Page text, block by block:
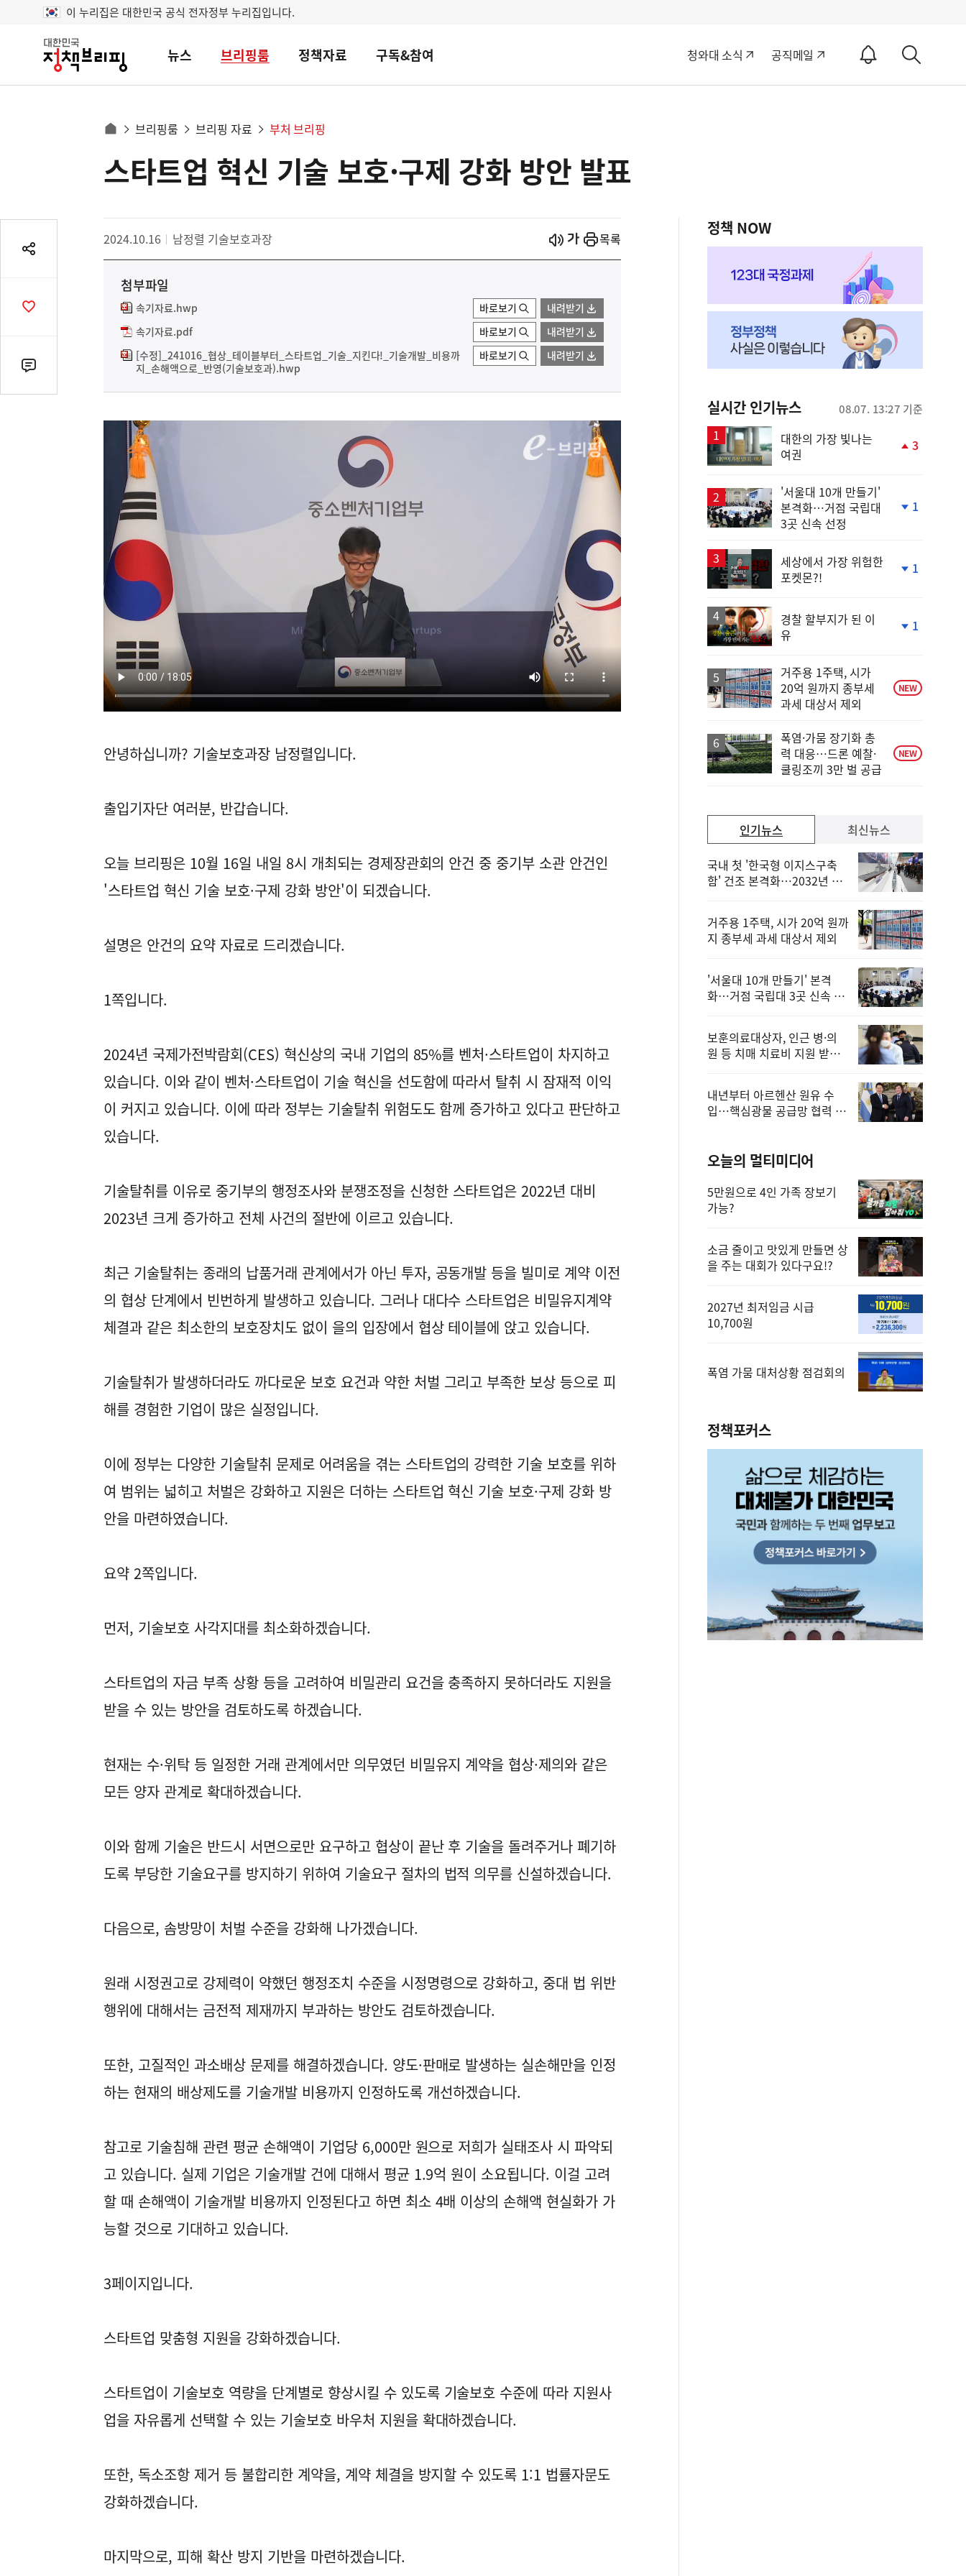
이 누리집은 대한민국 공식 전자정부 누리집입니다.
대
민
뉴스 브리핑룸 정책자료 구독&참여 청와대 소식 공직메일
알
ON
세
동
경
로
로
브리핑룸 브리핑 자료 부처 브리핑
영
역공
기
공
댓
글
스타트업 혁신 기술 보호·구제 강화 방안 발표
2024.10.16 남정렬 기술보호과장 시작
열기 목록
첨부파일
속기자료.hwp 바로보기
내려받기
속기자료.pdf
바로보기
내려받기
[수정]_241016_협상_테이블부터_스타트업_기술_지킨다!_기술개발_비용까
지_손해액으로_반영(기술보호과).hwp
바로보기 내려받기
안녕하십니까? 기술보호과장 남정렬입니다.
출입기자단 여러분, 반갑습니다.
오늘 브리핑은 10월 16일 내일 8시 개최되는 경제장관회의 안건 중 중기부 소관 안건인
'스타트업 혁신 기술 보호·구제 강화 방안'이 되겠습니다.
설명은 안건의 요약 자료로 드리겠습니다.
1쪽입니다.
2024년 국제가전박람회(CES) 혁신상의 국내 기업의 85%를 벤처·스타트업이 차지하고
있습니다. 이와 같이 벤처·스타트업이 기술 혁신을 선도함에 따라서 탈취 시 잠재적 이익
이 커지고 있습니다. 이에 따라 정부는 기술탈취 위험도도 함께 증가하고 있다고 판단하고
있습니다.
기술탈취를 이유로 중기부의 행정조사와 분쟁조정을 신청한 스타트업은 2022년 대비
2023년 크게 증가하고 전체 사건의 절반에 이르고 있습니다.
최근 기술탈취는 종래의 납품거래 관계에서가 아닌 투자, 공동개발 등을 빌미로 계약 이전
의 협상 단계에서 빈번하게 발생하고 있습니다. 그러나 대다수 스타트업은 비밀유지계약
체결과 같은 최소한의 보호장치도 없이 을의 입장에서 협상 테이블에 앉고 있습니다.
기술탈취가 발생하더라도 까다로운 보호 요건과 약한 처벌 그리고 부족한 보상 등으로 피
해를 경험한 기업이 많은 실정입니다.
이에 정부는 다양한 기술탈취 문제로 어려움을 겪는 스타트업의 강력한 기술 보호를 위하
여 범위는 넓히고 처벌은 강화하고 지원은 더하는 스타트업 혁신 기술 보호·구제 강화 방
안을 마련하였습니다.
요약 2쪽입니다.
먼저, 기술보호 사각지대를 최소화하겠습니다.
스타트업의 자금 부족 상황 등을 고려하여 비밀관리 요건을 충족하지 못하더라도 지원을
받을 수 있는 방안을 검토하도록 하겠습니다.
현재는 수·위탁 등 일정한 거래 관계에서만 의무였던 비밀유지 계약을 협상·제의와 같은
모든 양자 관계로 확대하겠습니다.
이와 함께 기술은 반드시 서면으로만 요구하고 협상이 끝난 후 기술을 돌려주거나 폐기하
도록 부당한 기술요구를 방지하기 위하여 기술요구 절차의 법적 의무를 신설하겠습니다.
다음으로, 솜방망이 처벌 수준을 강화해 나가겠습니다.
원래 시정권고로 강제력이 약했던 행정조치 수준을 시정명령으로 강화하고, 중대 법 위반
행위에 대해서는 금전적 제재까지 부과하는 방안도 검토하겠습니다.
또한, 고질적인 과소배상 문제를 해결하겠습니다. 양도·판매로 발생하는 실손해만을 인정
하는 현재의 배상제도를 기술개발 비용까지 인정하도록 개선하겠습니다.
참고로 기술침해 관련 평균 손해액이 기업당 6,000만 원으로 저희가 실태조사 시 파악되
고 있습니다. 실제 기업은 기술개발 건에 대해서 평균 1.9억 원이 소요됩니다. 이걸 고려
할 때 손해액이 기술개발 비용까지 인정된다고 하면 최소 4배 이상의 손해액 현실화가 가
능할 것으로 기대하고 있습니다.
3페이지입니다.
스타트업 맞춤형 지원을 강화하겠습니다.
스타트업이 기술보호 역량을 단계별로 향상시킬 수 있도록 기술보호 수준에 따라 지원사
업을 자유롭게 선택할 수 있는 기술보호 바우처 지원을 확대하겠습니다.
또한, 독소조항 제거 등 불합리한 계약을, 계약 체결을 방지할 수 있도록 1:1 법률자문도
강화하겠습니다.
마지막으로, 피해 확산 방지 기반을 마련하겠습니다.
정책 NOW
실시간 인기뉴스 08.07. 13:27 기준
대한의 가장 빛나는
여권
3
'서울대 10개 만들기'
본격화…거점 국립대
3곳 신속 선정
1
세상에서 가장 위험한
포켓몬?!
1
경찰 할부지가 된 이
유
1
거주용 1주택, 시가
20억 원까지 종부세
과세 대상서 제외
NEW
폭염·가뭄 장기화 총
력 대응…드론 예찰·
쿨링조끼 3만 벌 공급
NEW
인기뉴스
국내 첫 '한국형 이지스구축
함' 건조 본격화…2032년 해
거주용 1주택, 시가 20억 원까
지 종부세 과세 대상서 제외
'서울대 10개 만들기' 본격
화…거점 국립대 3곳 신속 선
보훈의료대상자, 인근 병·의
원 등 치매 치료비 지원 받을
내년부터 아르헨산 원유 수
입…핵심광물 공급망 협력 체
최신뉴스
오늘의 멀티미디어
5만원으로 4인 가족 장보기
가능?
소금 줄이고 맛있게 만들면 상
을 주는 대회가 있다구요!?
2027년 최저임금 시급
10,700원
폭염 가뭄 대처상황 점검회의
정책포커스